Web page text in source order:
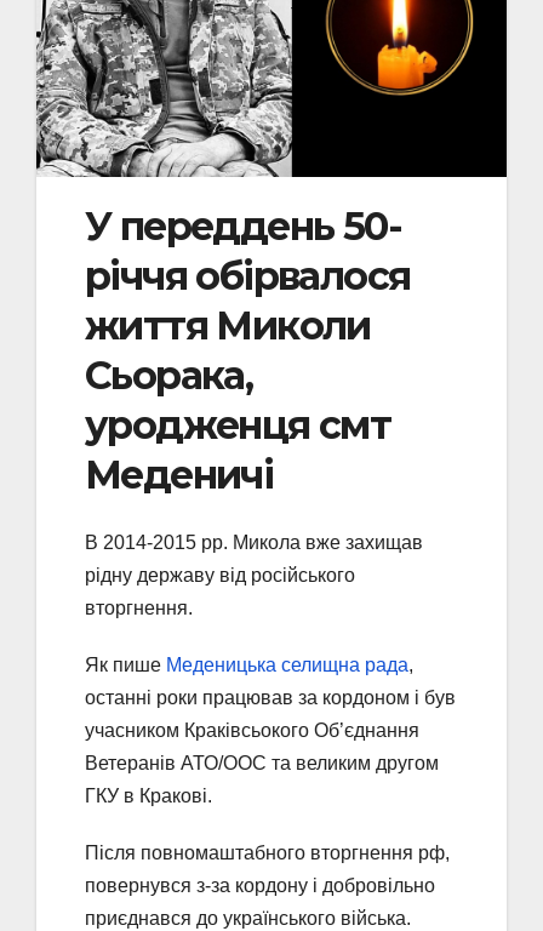
У переддень 50-
річчя обірвалося
життя Миколи
Сьорака,
уродженця смт
Меденичі
В 2014-2015 рр. Микола вже захищав
рідну державу від російського
вторгнення.
Як пише Меденицька селищна рада,
останні роки працював за кордоном і був
учасником Краківсьокого Об’єднання
Ветеранів АТО/ООС та великим другом
ГКУ в Кракові.
Після повномаштабного вторгнення рф,
повернувся з-за кордону і добровільно
приєднався до українського війська.